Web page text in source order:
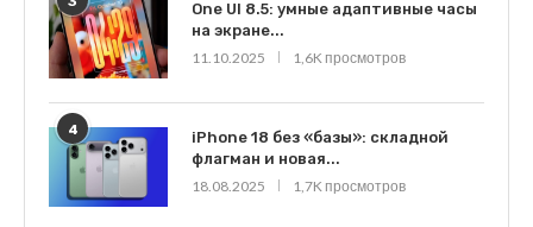
One UI 8.5: умные адаптивные часы
на экране...
11.10.2025
1,6K просмотров
4
iPhone 18 без «базы»: складной
флагман и новая...
18.08.2025
1,7K просмотров